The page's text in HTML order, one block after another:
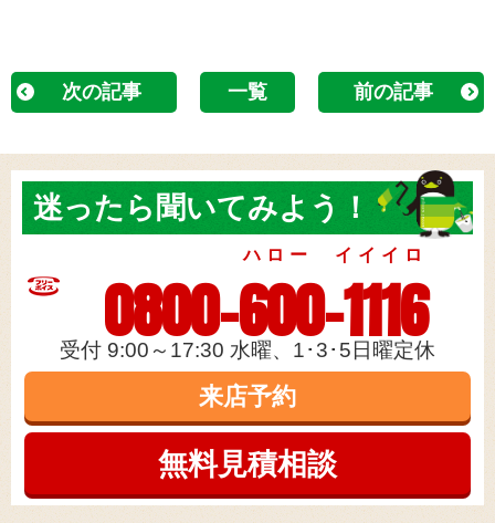
次の記事 一覧 前の記事
迷ったら 聞いてみよう！
0800-600-1116
ハロー イイイロ
受付 9:00～17:30 水曜、1･3･5日曜定休
来店予約
無料見積相談